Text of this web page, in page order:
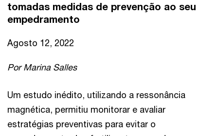
tomadas medidas de prevenção ao seu
empedramento
Agosto 12, 2022
Por Marina Salles
Um estudo inédito, utilizando a ressonância
magnética, permitiu monitorar e avaliar
estratégias preventivas para evitar o